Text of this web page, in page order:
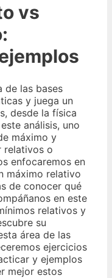
vs
de las bases
y juega un
desde la física
análisis, uno
máximo y
relativos o
enfocaremos en
máximo relativo
de conocer qué
en este
relativos y
su
área de las
ejercicios
y ejemplos
mejor estos